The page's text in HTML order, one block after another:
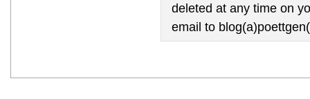
deleted at any time on
email to